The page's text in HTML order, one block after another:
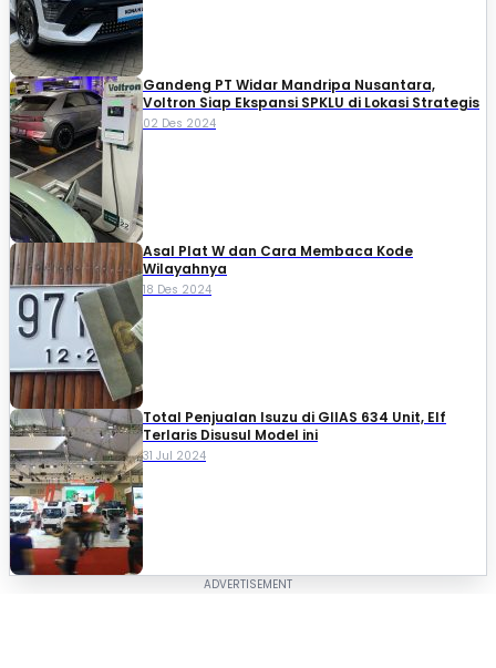
Gandeng PT Widar Mandripa Nusantara,
Voltron Siap Ekspansi SPKLU di Lokasi Strategis
02 Des 2024
Asal Plat W dan Cara Membaca Kode
Wilayahnya
18 Des 2024
Total Penjualan Isuzu di GIIAS 634 Unit, Elf
Terlaris Disusul Model ini
31 Jul 2024